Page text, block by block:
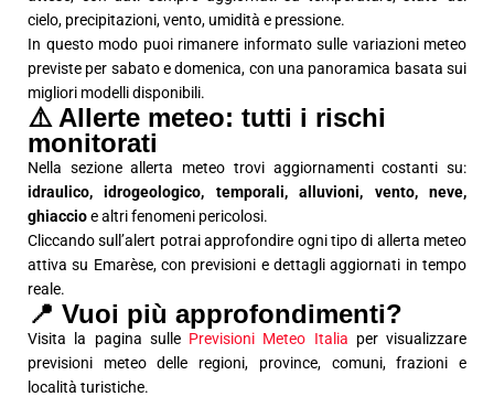
cielo, precipitazioni, vento, umidità e pressione.
In questo modo puoi rimanere informato sulle variazioni meteo
previste per sabato e domenica, con una panoramica basata sui
migliori modelli disponibili.
⚠️ Allerte meteo: tutti i rischi
monitorati
Nella sezione allerta meteo trovi aggiornamenti costanti su:
idraulico, idrogeologico, temporali, alluvioni, vento, neve,
ghiaccioe altri fenomeni pericolosi.
Cliccando sull’alert potrai approfondire ogni tipo di allerta meteo
attiva su Emarèse, con previsioni e dettagli aggiornati in tempo
reale.
📍 Vuoi più approfondimenti?
Visita la pagina sulle Previsioni Meteo Italia per visualizzare
previsioni meteo delle regioni, province, comuni, frazioni e
località turistiche.